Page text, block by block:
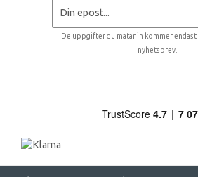
De uppgifter du matar in kommer endast
nyhetsbrev.